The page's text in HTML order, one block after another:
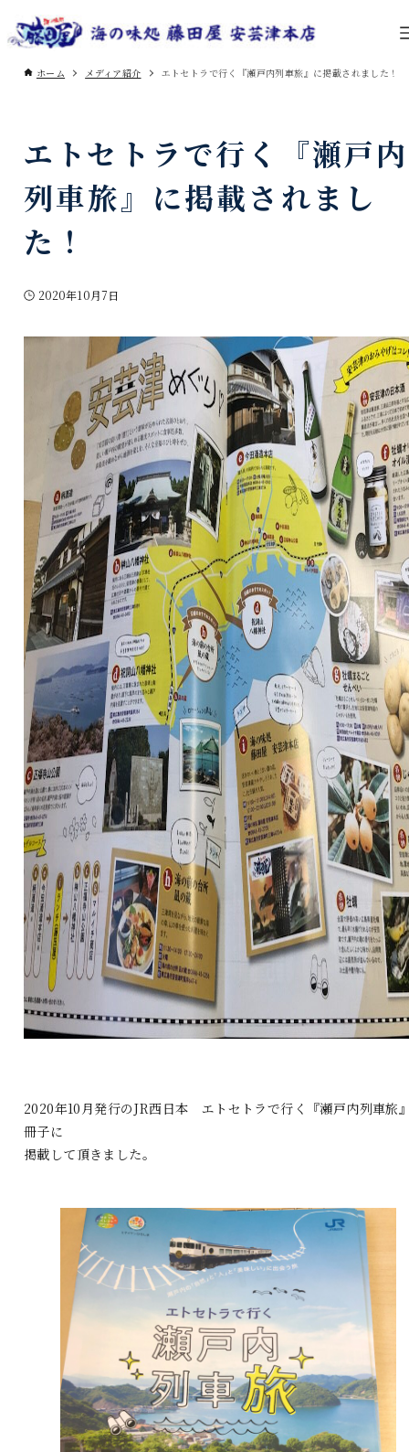
ホーム メディア紹介 エトセトラで行く『瀬戸内列車旅』に掲載されました！
エトセトラで行く『瀬戸内
列車旅』に掲載されまし
た！
2020年10月7日
2020年10月発行のJR西日本 エトセトラで行く『瀬戸内列車旅
冊子に
掲載して頂きました。